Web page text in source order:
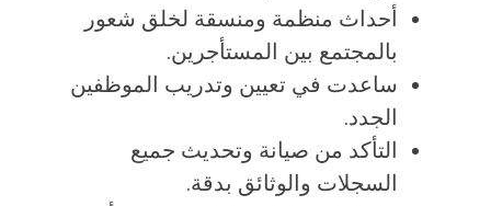
أحداث منظمة ومنسقة لخلق شعور
بالمجتمع بين المستأجرين.
ساعدت في تعيين وتدريب الموظفين
الجدد.
التأكد من صيانة وتحديث جميع
السجلات والوثائق بدقة.